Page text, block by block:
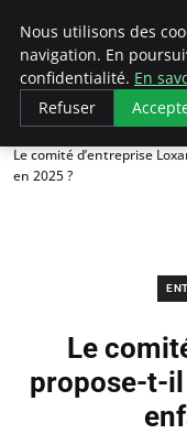
LECFCM
Le comité d’entreprise
en 2025 ?
Le
propose-t-il
Nous utilisons des
navigation. En
confidentialité. En
Refuser